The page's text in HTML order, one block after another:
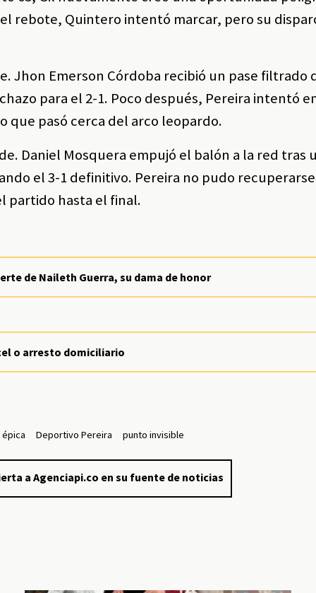
rebote, Quintero intentó marcar, pero su
Jhon Emerson Córdoba recibió un pase filtrado
para el 2-1. Poco después, Pereira intentó
que pasó cerca del arco leopardo.
Daniel Mosquera empujó el balón a la red tras
el 3-1 definitivo. Pereira no pudo
partido hasta el final.
de Naileth Guerra, su dama de honor
o arresto domiciliario
Deportivo Pereira punto invisible
a Agenciapi.co en su fuente de noticias